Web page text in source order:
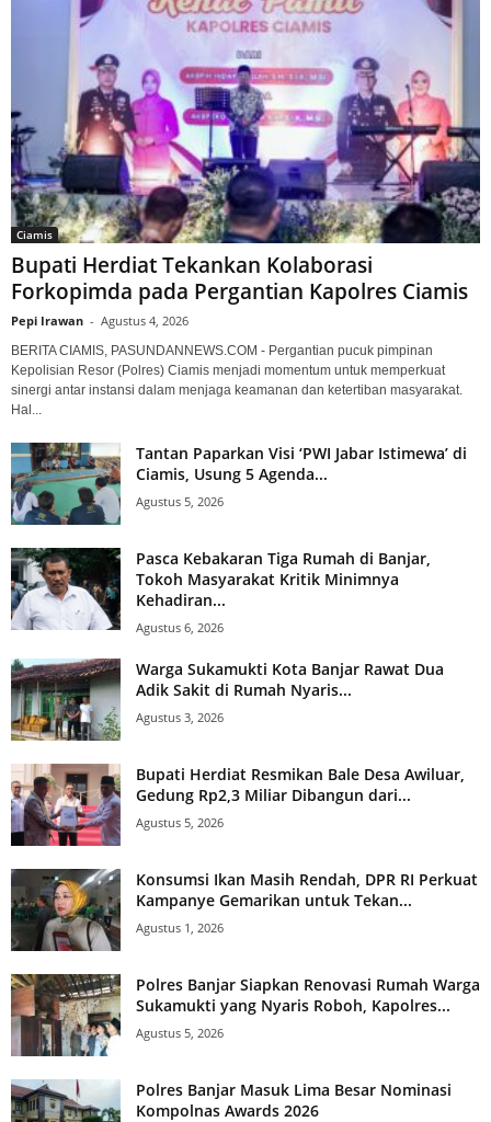
Ciamis
Bupati Herdiat Tekankan Kolaborasi
Forkopimda pada Pergantian Kapolres Ciamis
Pepi Irawan - Agustus 4, 2026
BERITA CIAMIS, PASUNDANNEWS.COM - Pergantian pucuk pimpinan
Kepolisian Resor (Polres) Ciamis menjadi momentum untuk memperkuat
sinergi antar instansi dalam menjaga keamanan dan ketertiban masyarakat.
Hal...
Tantan Paparkan Visi ‘PWI Jabar Istimewa’ di
Ciamis, Usung 5 Agenda...
Agustus 5, 2026
Pasca Kebakaran Tiga Rumah di Banjar,
Tokoh Masyarakat Kritik Minimnya
Kehadiran...
Agustus 6, 2026
Warga Sukamukti Kota Banjar Rawat Dua
Adik Sakit di Rumah Nyaris...
Agustus 3, 2026
Bupati Herdiat Resmikan Bale Desa Awiluar,
Gedung Rp2,3 Miliar Dibangun dari...
Agustus 5, 2026
Konsumsi Ikan Masih Rendah, DPR RI Perkuat
Kampanye Gemarikan untuk Tekan...
Agustus 1, 2026
Polres Banjar Siapkan Renovasi Rumah Warga
Sukamukti yang Nyaris Roboh, Kapolres...
Agustus 5, 2026
Polres Banjar Masuk Lima Besar Nominasi
Kompolnas Awards 2026